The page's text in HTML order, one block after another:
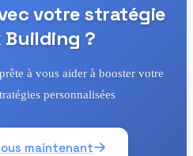
votre stratégie
Building ?
à vous aider à booster votre
personnalisées
maintenant